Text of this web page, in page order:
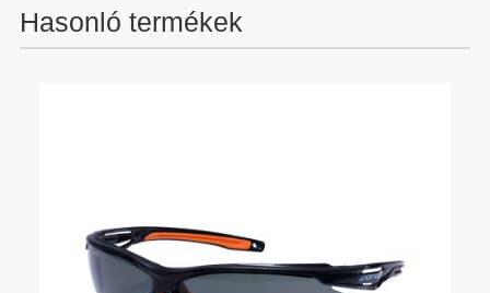
Hasonló termékek